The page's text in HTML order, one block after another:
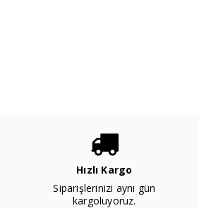
Hızlı Kargo
Siparişlerinizi aynı gün
kargoluyoruz.